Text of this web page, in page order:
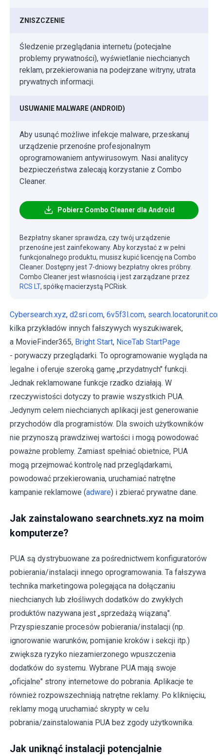
ZNISZCZENIE
Śledzenie przeglądania internetu (potecjalne
problemy prywatności), wyświetlanie niechcianych
reklam, przekierowania na podejrzane witryny, utrata
prywatnych informacji.
USUWANIE MALWARE (ANDROID)
Aby usunąć możliwe infekcje malware, przeskanuj
urządzenie przenośne profesjonalnym
oprogramowaniem antywirusowym. Nasi analitycy
bezpieczeństwa zalecają korzystanie z Combo
Cleaner.
Pobierz Combo Cleaner dla Android
Bezpłatny skaner sprawdza, czy twój urządzenie
przenośne jest zainfekowany. Aby korzystać z w pełni
funkcjonalnego produktu, musisz kupić licencję na Combo
Cleaner. Dostępny jest 7-dniowy bezpłatny okres próbny.
Combo Cleaner jest własnością i jest zarządzane przez
RCS LT, spółkę macierzystą PCRisk.
Cybersearch.xyz, d2sri.com, 6v5f3l.com,
kilka przykładów innych fałszywych wyszukiwarek,
a MovieFinder365, Bright Start, NiceTab StartPage
- porywaczy przeglądarki. To oprogramowanie wygląda na
legalne i oferuje szeroką gamę „przydatnych" funkcji.
Jednak reklamowane funkcje rzadko działają. W
rzeczywistości dotyczy to prawie wszystkich PUA.
Jedynym celem niechcianych aplikacji jest generowanie
przychodów dla programistów. Dla swoich użytkowników
nie przynoszą prawdziwej wartości i mogą powodować
poważne problemy. Zamiast spełniać obietnice, PUA
mogą przejmować kontrolę nad przeglądarkami,
powodować przekierowania, uruchamiać natrętne
kampanie reklamowe (adware) i zbierać prywatne dane.
Jak zainstalowano searchnets.xyz na moim
komputerze?
PUA są dystrybuowane za pośrednictwem konfiguratorów
pobierania/instalacji innego oprogramowania. Ta fałszywa
technika marketingowa polegająca na dołączaniu
niechcianych lub złośliwych dodatków do zwykłych
produktów nazywana jest „sprzedażą wiązaną".
Przyspieszanie procesów pobierania/instalacji (np.
ignorowanie warunków, pomijanie kroków i sekcji itp.)
zwiększa ryzyko niezamierzonego wpuszczenia
dodatków do systemu. Wybrane PUA mają swoje
„oficjalne" strony internetowe do pobrania. Aplikacje te
również rozpowszechniają natrętne reklamy. Po kliknięciu,
reklamy mogą uruchamiać skrypty w celu
pobrania/zainstalowania PUA bez zgody użytkownika.
Jak uniknąć instalacji potencjalnie